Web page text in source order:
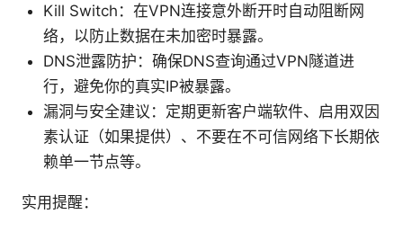
Kill Switch：在VPN连接意外断开时自动阻断网
络，以防止数据在未加密时暴露。
DNS泄露防护：确保DNS查询通过VPN隧道进
行，避免你的真实IP被暴露。
漏洞与安全建议：定期更新客户端软件、启用双因
素认证（如果提供）、不要在不可信网络下长期依
赖单一节点等。
实用提醒：